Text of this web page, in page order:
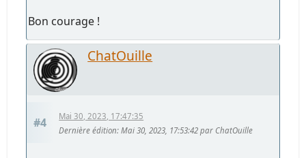
Bon courage !
ChatOuille
#4
Mai 30, 2023, 17:47:35
Dernière édition: Mai 30, 2023, 17:53:42 par ChatOuille